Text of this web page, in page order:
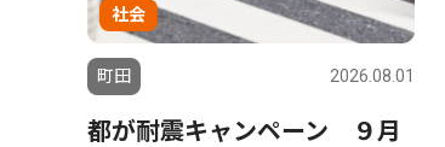
社会
町田 2026.08.01
都が耐震キャンペーン ９月